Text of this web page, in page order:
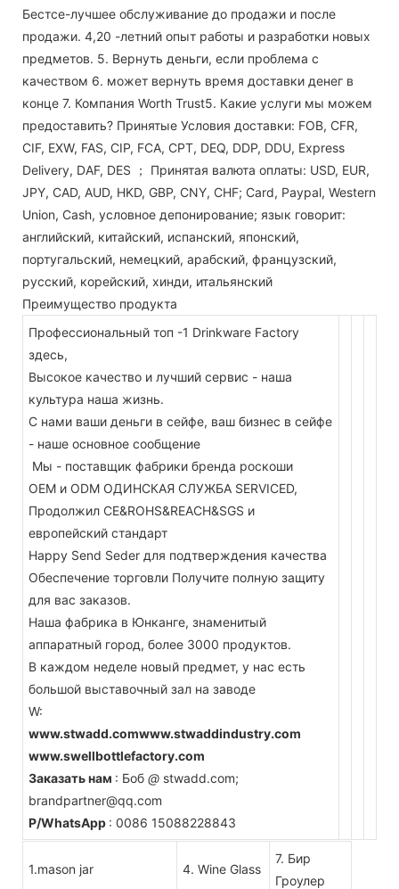
Бестсе-лучшее обслуживание до продажи и после
продажи. 4,20 -летний опыт работы и разработки новых
предметов. 5. Вернуть деньги, если проблема с
качеством 6. может вернуть время доставки денег в
конце 7. Компания Worth Trust5. Какие услуги мы можем
предоставить? Принятые Условия доставки: FOB, CFR,
CIF, EXW, FAS, CIP, FCA, CPT, DEQ, DDP, DDU, Express
Delivery, DAF, DES ； Принятая валюта оплаты: USD, EUR,
JPY, CAD, AUD, HKD, GBP, CNY, CHF; Card, Paypal, Western
Union, Cash, условное депонирование; язык говорит:
английский, китайский, испанский, японский,
португальский, немецкий, арабский, французский,
русский, корейский, хинди, итальянский
Преимущество продукта
Профессиональный топ -1 Drinkware Factory
здесь,
Высокое качество и лучший сервис - наша
культура наша жизнь.
С нами ваши деньги в сейфе, ваш бизнес в сейфе
- наше основное сообщение
Мы - поставщик фабрики бренда роскоши
OEM и ODM ОДИНСКАЯ СЛУЖБА SERVICED,
Продолжил CE&ROHS&REACH&SGS и
европейский стандарт
Happy Send Seder для подтверждения качества
Обеспечение торговли Получите полную защиту
для вас заказов.
Наша фабрика в Юнканге, знаменитый
аппаратный город, более 3000 продуктов.
В каждом неделе новый предмет, у нас есть
большой выставочный зал на заводе
W:
www.stwadd.comwww.stwaddindustry.com
www.swellbottlefactory.com
Заказать нам : Боб@ stwadd.com;
brandpartner@qq.com
P/WhatsApp :0086 15088228843
1.mason jar 4. Wine Glass
7. Бир
Гроулер